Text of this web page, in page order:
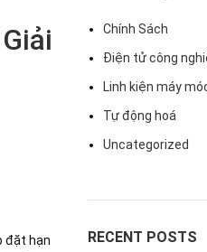
đặt hạn
Chính Sách
Điện tử công
Linh kiện máy
Tự động hoá
Uncategorized
RECENT POSTS